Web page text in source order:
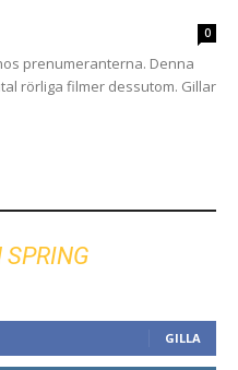
0
prenumeranterna. Denna
rörliga filmer dessutom. Gillar
GILLA